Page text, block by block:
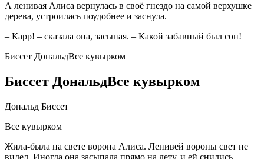
А ленивая Алиса вернулась в своё гнездо на самой верхушке
дерева, устроилась поудобнее и заснула.
– Карр! – сказала она, засыпая. – Какой забавный был сон!
Биссет ДональдВсе кувырком
Биссет ДональдВсе кувырком
Дональд Биссет
Все кувырком
Жила-была на свете ворона Алиса. Ленивей вороны свет не
видел. Иногда она засыпала прямо на лету, и ей снились